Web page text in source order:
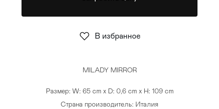
Стулья >
MILADY MIRROR
Размер: W: 65 cm x D: 0,6 cm x H: 109 cm
Страна производитель: Италия
В избранное